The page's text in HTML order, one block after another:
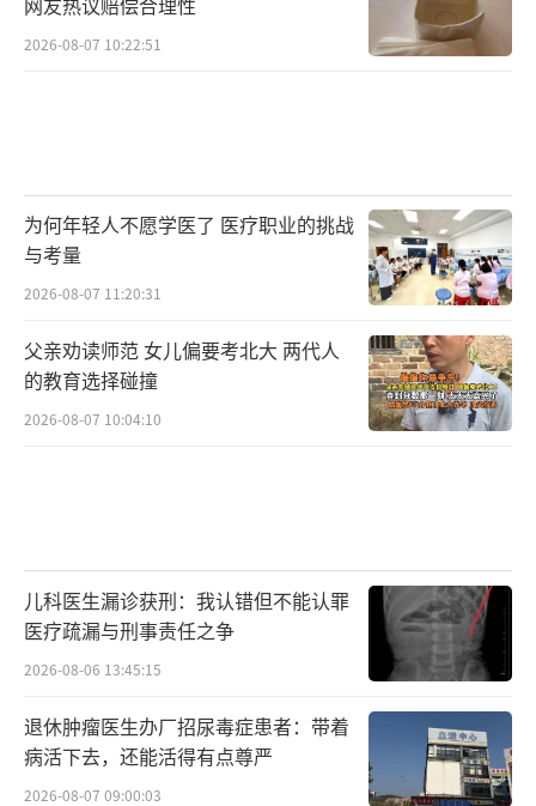
级。（责任编辑：0764）
2026-08-07 10:22:51
为何年轻人不愿学医了 医疗职业的挑战
与考量
2026-08-07 11:20:31
父亲劝读师范 女儿偏要考北大 两代人
的教育选择碰撞
2026-08-07 10:04:10
儿科医生漏诊获刑：我认错但不能认罪
医疗疏漏与刑事责任之争
2026-08-06 13:45:15
退休肿瘤医生办厂招尿毒症患者：带着
病活下去，还能活得有点尊严
2026-08-07 09:00:03